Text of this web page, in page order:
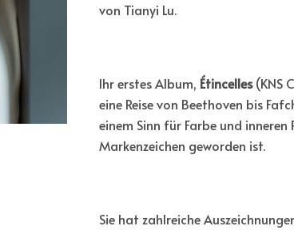
von Tianyi Lu.
Ihr erstes Album, Étincelles(KNS
eine Reise von Beethoven bis
einem Sinn für Farbe und inneren
Markenzeichen geworden ist.
Sie hat zahlreiche